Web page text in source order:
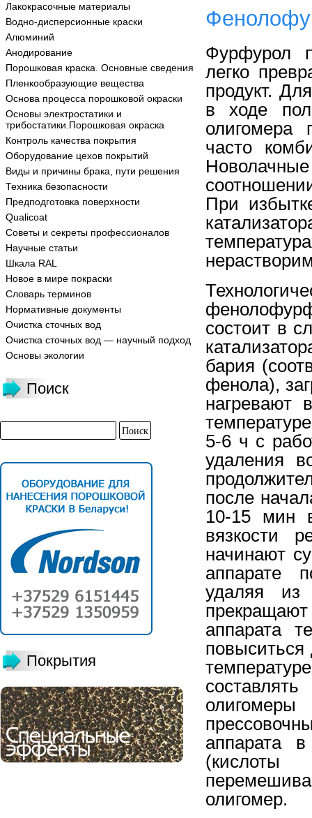
Лакокрасочные материалы
Водно-дисперсионные краски
Алюминий
Анодирование
Порошковая краска. Основные сведения
Пленкообразующие вещества
Основа процесса порошковой окраски
Основы электростатики и
трибостатики.Порошковая окраска
Контроль качества покрытия
Оборудование цехов покрытий
Виды и причины брака, пути решения
Техника безопасности
Предподготовка поверхности
Qualicoat
Советы и секреты профессионалов
Научные статьи
Шкала RAL
Новое в мире покраски
Словарь терминов
Нормативные документы
Очистка сточных вод
Очистка сточных вод — научный подход
Основы экологии
Поиск
Покрытия
Фурфурол
легко
продукт.
в ходе
олигомера
часто
При
состоит в
бария
фенола),
нагревают
5-6 ч с
удаления
после
10-15 мин
вязкости
начинают
аппарате
удаляя из
прекращают
аппарата
аппарата
(кислоты
олигомер.